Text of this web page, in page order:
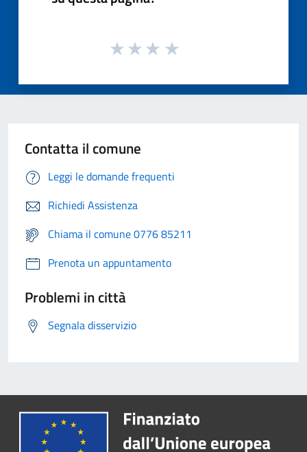
Contatta il comune
Leggi le domande frequenti
Richiedi Assistenza
Chiama il comune 0776 85211
Prenota un appuntamento
Problemi in città
Segnala disservizio